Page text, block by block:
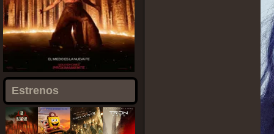
Estrenos